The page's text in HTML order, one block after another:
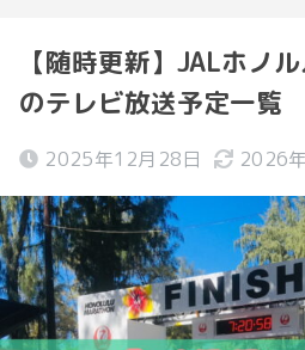
【随時更新】JALホノ
のテレビ放送予定一覧
2025年12月28日 2026